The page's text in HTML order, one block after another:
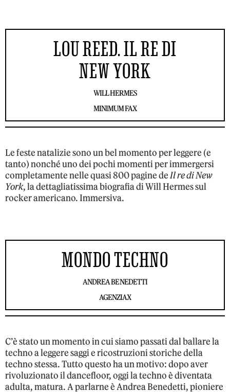
LOU REED. IL RE DI
NEW YORK
WILL HERMES
MINIMUM FAX
Le feste natalizie sono un bel momento per leggere (e
tanto) nonché uno dei pochi momenti per immergersi
completamente nelle quasi 800 pagine deIl re di New
York, la dettagliatissima biografia di Will Hermes sul
rocker americano. Immersiva.
MONDO TECHNO
ANDREA BENEDETTI
AGENZIAX
C’è stato un momento in cui siamo passati dal ballare la
techno a leggere saggi e ricostruzioni storiche della
techno stessa. Tutto questo ha un motivo: dopo aver
rivoluzionato il dancefloor, oggi la techno è diventata
adulta, matura. A parlarne è Andrea Benedetti, pioniere